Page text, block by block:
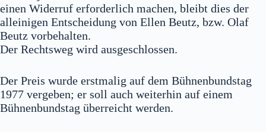
einen Widerruf erforderlich machen, bleibt dies der
alleinigen Entscheidung von Ellen Beutz, bzw. Olaf
Beutz vorbehalten.
Der Rechtsweg wird ausgeschlossen.
Der Preis wurde erstmalig auf dem Bühnenbundstag
1977 vergeben; er soll auch weiterhin auf einem
Bühnenbundstag überreicht werden.